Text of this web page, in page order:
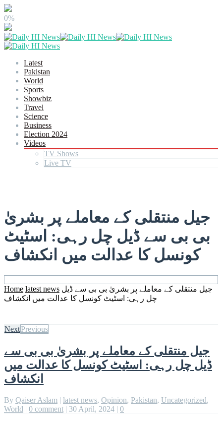
0%
Latest
Pakistan
World
Sports
Showbiz
Travel
Science
Business
Election 2024
Videos
TV Shows
Live TV
جیل منتقلی کے معاملے پر بشریٰ
بی بی سے ڈيل چل رہی: اسٹیٹ
کونسل کا عدالت میں انکشاف
Home latest news جیل منتقلی کے معاملے پر بشریٰ بی بی سے ڈيل
چل رہی: اسٹیٹ کونسل کا عدالت میں انکشاف
NextPrevious
جیل منتقلی کے معاملے پر بشریٰ بی بی سے
ڈيل چل رہی: اسٹیٹ کونسل کا عدالت میں
انکشاف
By Qaiser Aslam | latest news, Opinion, Pakistan, Uncategorized,
World | 0 comment | 30 April, 2024 | 0